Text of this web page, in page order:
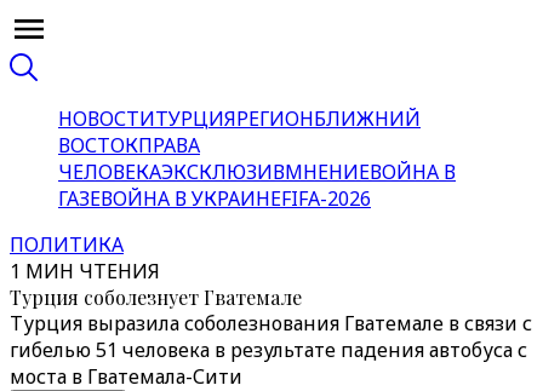
НОВОСТИТУРЦИЯРЕГИОНБЛИЖНИЙ
ВОСТОКПРАВА
ЧЕЛОВЕКАЭКСКЛЮЗИВМНЕНИЕВОЙНА В
ГАЗЕВОЙНА В УКРАИНЕFIFA-2026
ПОЛИТИКА
1 МИН ЧТЕНИЯ
Турция соболезнует Гватемале
Турция выразила соболезнования Гватемале в связи с
гибелью 51 человека в результате падения автобуса с
моста в Гватемала-Сити